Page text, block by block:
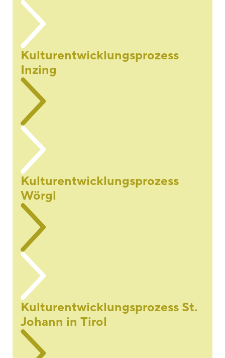
Kulturentwicklungsprozess
Inzing
Kulturentwicklungsprozess
Wörgl
Kulturentwicklungsprozess St.
Johann in Tirol